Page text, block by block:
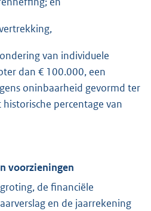
van individuele
dan € 100.000, een
oninbaarheid gevormd ter
percentage van
voorzieningen
de financiële
en de jaarrekening